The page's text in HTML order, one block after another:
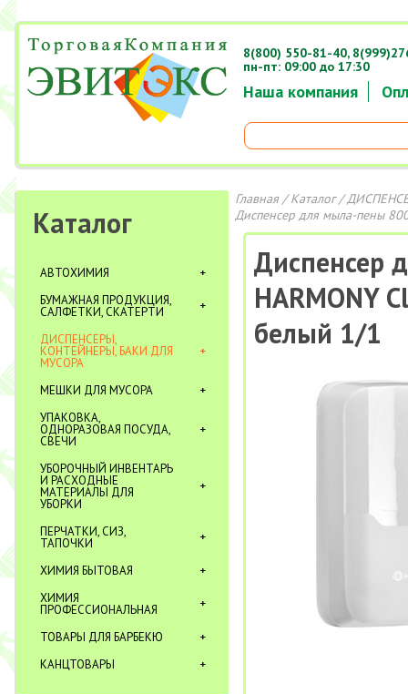
Наша компания
8(800) 550-81-40,
пн-пт: 09:00 до 17:30
Каталог
АВТОХИМИЯ
БУМАЖНАЯ ПРОДУКЦИЯ,
САЛФЕТКИ, СКАТЕРТИ
ДИСПЕНСЕРЫ,
КОНТЕЙНЕРЫ, БАКИ ДЛЯ
МУСОРА
МЕШКИ ДЛЯ МУСОРА
УПАКОВКА,
ОДНОРАЗОВАЯ ПОСУДА,
СВЕЧИ
УБОРОЧНЫЙ ИНВЕНТАРЬ
И РАСХОДНЫЕ
МАТЕРИАЛЫ ДЛЯ
УБОРКИ
ПЕРЧАТКИ, СИЗ,
ТАПОЧКИ
ХИМИЯ БЫТОВАЯ
ХИМИЯ
ПРОФЕССИОНАЛЬНАЯ
ТОВАРЫ ДЛЯ БАРБЕКЮ
КАНЦТОВАРЫ
Главная/Каталог/
Диспенсер для мыла-пены
Диспенсер
HARMONY
белый 1/1